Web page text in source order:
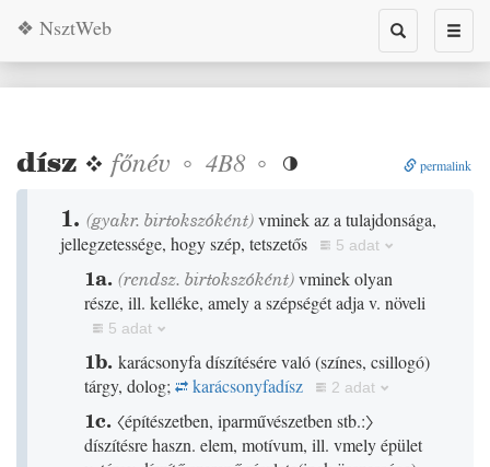
Toggle
search
❖ NsztWeb
dísz ❖ főnév ◦ 4B8 ◦  permalink
1. (gyakr. birtokszóként)vminek az a tulajdonsága,
jellegzetessége, hogy szép, tetszetős
5 adat
1a. (rendsz. birtokszóként)vminek olyan
része, ill. kelléke, amely a szépségét adja v. növeli
5 adat
1b. karácsonyfa díszítésére való(színes, csillogó)
tárgy, dolog;
karácsonyfadísz 2 adat
1c. 〈építészetben, iparművészetben stb.:〉
díszítésre haszn. elem, motívum, ill. vmely épület